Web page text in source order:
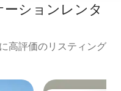
ションレンタ
高評価のリスティング